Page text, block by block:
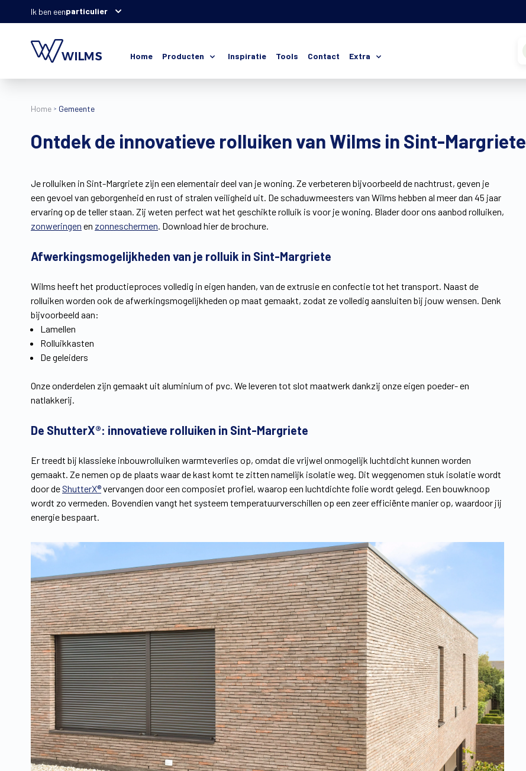
Ik ben eenparticulier
Home Producten Inspiratie Tools Contact Extra
Home Gemeente
Ontdek de innovatieve rolluiken van Wilms in Sint-Margriete
Je rolluiken in Sint-Margriete zijn een elementair deel van je woning. Ze verbeteren bijvoorbeeld de nachtrust, geven je
een gevoel van geborgenheid en rust of stralen veiligheid uit. De schaduwmeesters van Wilms hebben al meer dan 45 jaar
ervaring op de teller staan. Zij weten perfect wat het geschikte rolluik is voor je woning. Blader door ons aanbod rolluiken,
zonweringen en zonneschermen. Download hier de brochure.
Afwerkingsmogelijkheden van je rolluik in Sint-Margriete
Wilms heeft het productieproces volledig in eigen handen, van de extrusie en confectie tot het transport. Naast de
rolluiken worden ook de afwerkingsmogelijkheden op maat gemaakt, zodat ze volledig aansluiten bij jouw wensen. Denk
bijvoorbeeld aan:
Lamellen
Rolluikkasten
De geleiders
Onze onderdelen zijn gemaakt uit aluminium of pvc. We leveren tot slot maatwerk dankzij onze eigen poeder- en
natlakkerij.
De ShutterX®: innovatieve rolluiken in Sint-Margriete
Er treedt bij klassieke inbouwrolluiken warmteverlies op, omdat die vrijwel onmogelijk luchtdicht kunnen worden
gemaakt. Ze nemen op de plaats waar de kast komt te zitten namelijk isolatie weg. Dit weggenomen stuk isolatie wordt
door deShutterX®vervangen door een composiet profiel, waarop een luchtdichte folie wordt gelegd. Een bouwknoop
wordt zo vermeden. Bovendien vangt het systeem temperatuurverschillen op een zeer efficiënte manier op, waardoor jij
energie bespaart.